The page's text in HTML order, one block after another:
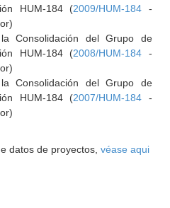
HUM-184 (2009/HUM-184 -
Consolidación del Grupo de
HUM-184 (2008/HUM-184 -
Consolidación del Grupo de
HUM-184 (2007/HUM-184 -
datos de proyectos, véase aqui